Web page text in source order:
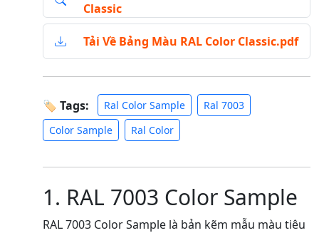
Classic
Tải Về Bảng Màu RAL Color Classic.pdf
🏷 Tags: Ral Color Sample
Ral 7003
Color Sample
Ral Color
1. RAL 7003 Color Sample
RAL 7003 Color Sample là bản kẽm mẫu màu tiêu